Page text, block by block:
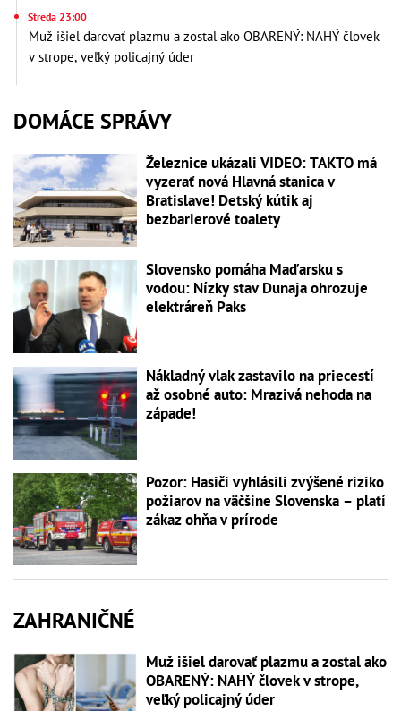
Streda 23:00
Muž išiel darovať plazmu a zostal ako OBARENÝ: NAHÝ človek
v strope, veľký policajný úder
DOMÁCE SPRÁVY
Železnice ukázali VIDEO: TAKTO má
vyzerať nová Hlavná stanica v
Bratislave! Detský kútik aj
bezbarierové toalety
Slovensko pomáha Maďarsku s
vodou: Nízky stav Dunaja ohrozuje
elektráreň Paks
Nákladný vlak zastavilo na priecestí
až osobné auto: Mrazivá nehoda na
západe!
Pozor: Hasiči vyhlásili zvýšené riziko
požiarov na väčšine Slovenska – platí
zákaz ohňa v prírode
ZAHRANIČNÉ
Muž išiel darovať plazmu a zostal ako
OBARENÝ: NAHÝ človek v strope,
veľký policajný úder